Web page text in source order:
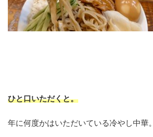
ひと口いただくと。
年に何度かはいただいている冷やし中華。